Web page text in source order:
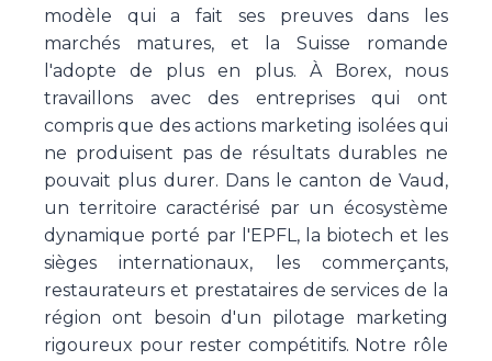
modèle qui a fait ses preuves dans les
marchés matures, et la Suisse romande
l'adopte de plus en plus. À Borex, nous
travaillons avec des entreprises qui ont
compris que des actions marketing isolées qui
ne produisent pas de résultats durables ne
pouvait plus durer. Dans le canton de Vaud,
un territoire caractérisé par un écosystème
dynamique porté par l'EPFL, la biotech et les
sièges internationaux, les commerçants,
restaurateurs et prestataires de services de la
région ont besoin d'un pilotage marketing
rigoureux pour rester compétitifs. Notre rôle